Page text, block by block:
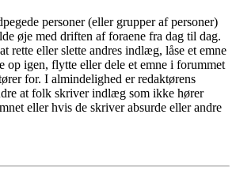
personer (eller grupper af personer)
øje med driften af foraene fra dag til dag.
rette eller slette andres indlæg, låse et emne
op igen, flytte eller dele et emne i forummet
for. I almindelighed er redaktørens
at folk skriver indlæg som ikke hører
eller hvis de skriver absurde eller andre